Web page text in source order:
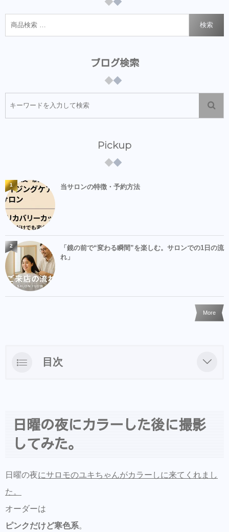
検索
ブログ検索
Pickup
当サロンの特徴・予約方法
1
「鏡の前で“変わる瞬間”を楽しむ。サロンでの1日の流
れ」
2
More
目次
で、終わったので、撮影してみた
日曜の夜にカラーした後に撮影
してみた。
日曜の夜にサロモのユキちゃんがカラーしに来てくれまし
た。
オーダーは
ピンクだけど寒色系。